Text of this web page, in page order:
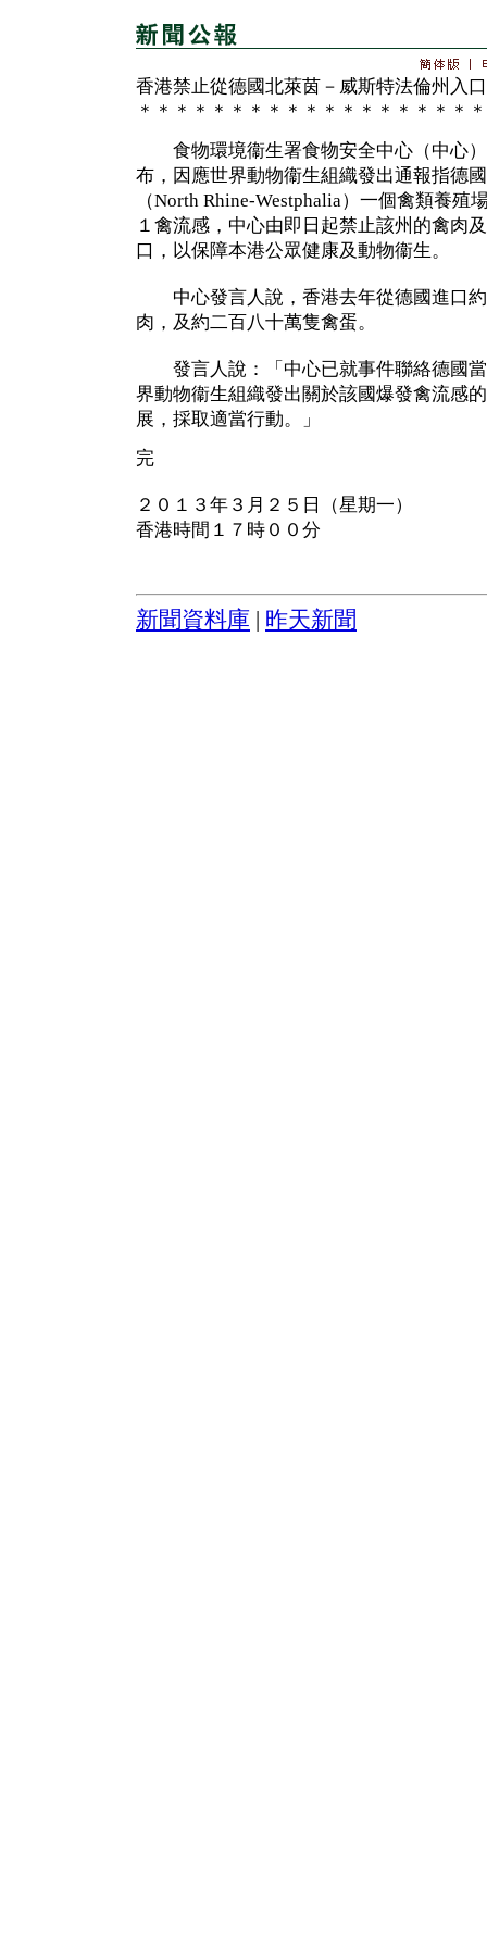
香港禁止從德國北萊茵－威斯特法倫州入
＊＊＊＊＊＊＊＊＊＊＊＊＊＊＊＊＊＊
食物環境衞生署食物安全中心（中心）
布，因應世界動物衞生組織發出通報指德
（North Rhine-Westphalia）一個禽類養殖
１禽流感，中心由即日起禁止該州的禽肉
口，以保障本港公眾健康及動物衞生。
中心發言人說，香港去年從德國進口約
肉，及約二百八十萬隻禽蛋。
發言人說：「中心已就事件聯絡德國當
界動物衞生組織發出關於該國爆發禽流感
展，採取適當行動。」
完
２０１３年３月２５日（星期一）
香港時間１７時００分
新聞資料庫 昨天新聞